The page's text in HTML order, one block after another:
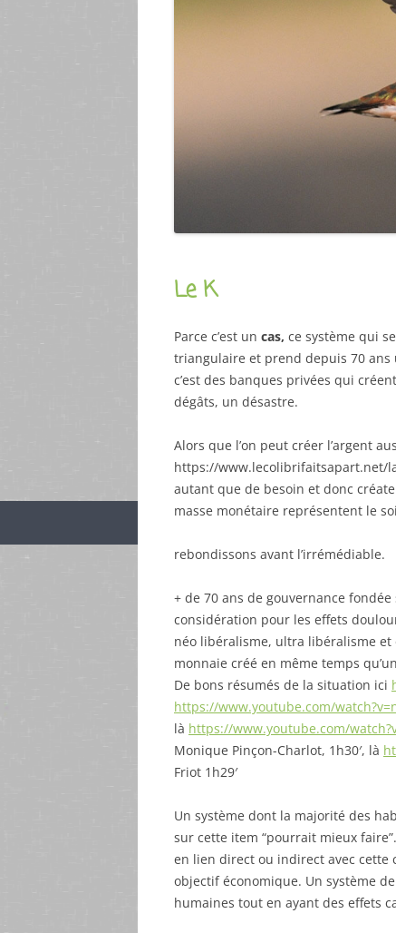
Le K
Parce c’est un cas, ce système qui
triangulaire et prend depuis 70 ans
c’est des banques privées qui
dégâts, un désastre.
Alors que l’on peut créer l’argent
https://www.lecolibrifaitsapart.net/
autant que de besoin et donc
masse monétaire représentent le
rebondissons avant l’irrémédiable.
+ de 70 ans de gouvernance
considération pour les effets
néo libéralisme, ultra libéralisme et
monnaie créé en même temps
De bons résumés de la situation ici
https://www.youtube.com/
là https://www.youtube.com/
Monique Pinçon-Charlot, 1h30′, là
Friot 1h29′
Un système dont la majorité des
sur cette item “pourrait mieux
en lien direct ou indirect avec cette
objectif économique. Un système
humaines tout en ayant des effets